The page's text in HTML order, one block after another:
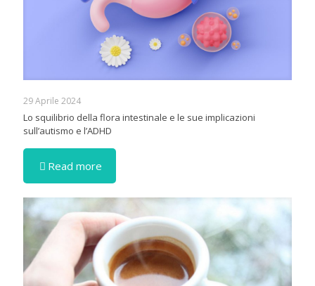
29 Aprile 2024
Lo squilibrio della flora intestinale e le sue implicazioni
sull’autismo e l’ADHD
Read more